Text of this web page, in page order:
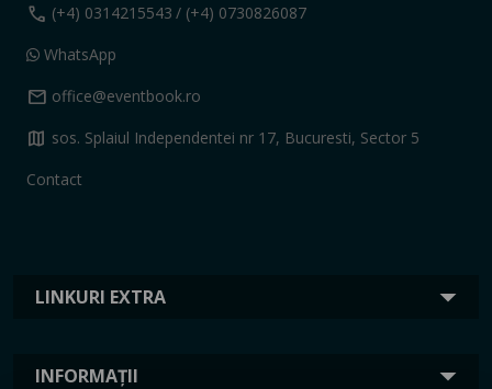
LINKURI EXTRA
INFORMAȚII
call (+4) 0314215543 / (+4) 0730826087
WhatsApp
mail office@eventbook.ro
map sos. Splaiul Independentei nr 17, Bucuresti, Sector 5
Contact